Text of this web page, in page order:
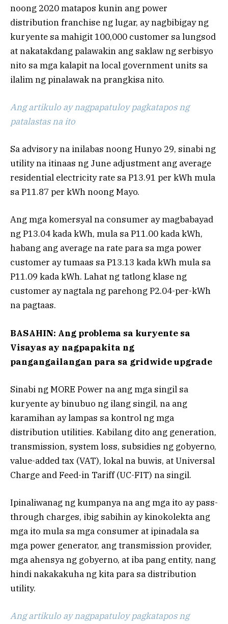
noong 2020 matapos kunin ang power
distribution franchise ng lugar, ay nagbibigay ng
kuryente sa mahigit 100,000 customer sa lungsod
at nakatakdang palawakin ang saklaw ng serbisyo
nito sa mga kalapit na local government units sa
ilalim ng pinalawak na prangkisa nito.
Ang artikulo ay nagpapatuloy pagkatapos ng
patalastas na ito
Sa advisory na inilabas noong Hunyo 29, sinabi ng
utility na itinaas ng June adjustment ang average
residential electricity rate sa P13.91 per kWh mula
sa P11.87 per kWh noong Mayo.
Ang mga komersyal na consumer ay magbabayad
ng P13.04 kada kWh, mula sa P11.00 kada kWh,
habang ang average na rate para sa mga power
customer ay tumaas sa P13.13 kada kWh mula sa
P11.09 kada kWh. Lahat ng tatlong klase ng
customer ay nagtala ng parehong P2.04-per-kWh
na pagtaas.
BASAHIN: Ang problema sa kuryente sa
Visayas ay nagpapakita ng
pangangailangan para sa gridwide upgrade
Sinabi ng MORE Power na ang mga singil sa
kuryente ay binubuo ng ilang singil, na ang
karamihan ay lampas sa kontrol ng mga
distribution utilities. Kabilang dito ang generation,
transmission, system loss, subsidies ng gobyerno,
value-added tax (VAT), lokal na buwis, at Universal
Charge and Feed-in Tariff (UC-FIT) na singil.
Ipinaliwanag ng kumpanya na ang mga ito ay pass-
through charges, ibig sabihin ay kinokolekta ang
mga ito mula sa mga consumer at ipinadala sa
mga power generator, ang transmission provider,
mga ahensya ng gobyerno, at iba pang entity, nang
hindi nakakakuha ng kita para sa distribution
utility.
Ang artikulo ay nagpapatuloy pagkatapos ng